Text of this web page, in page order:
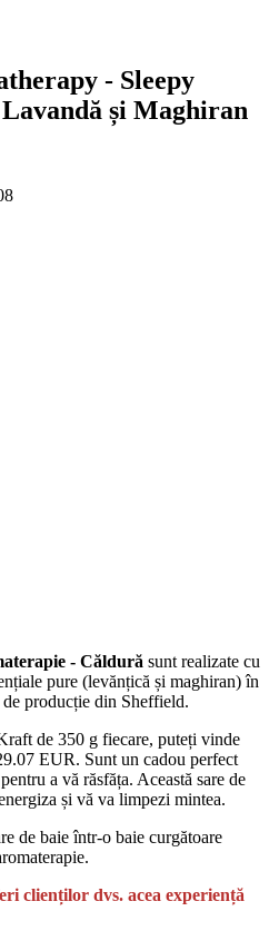
- Sleepy
și Maghiran
- Căldură sunt realizate cu
pure (levănțică și maghiran) în
de producție din Sheffield.
de 350 g fiecare, puteți vinde
EUR. Sunt un cadou perfect
a vă răsfăța. Această sare de
și vă va limpezi mintea.
de baie într-o baie curgătoare
clienților dvs. acea experiență